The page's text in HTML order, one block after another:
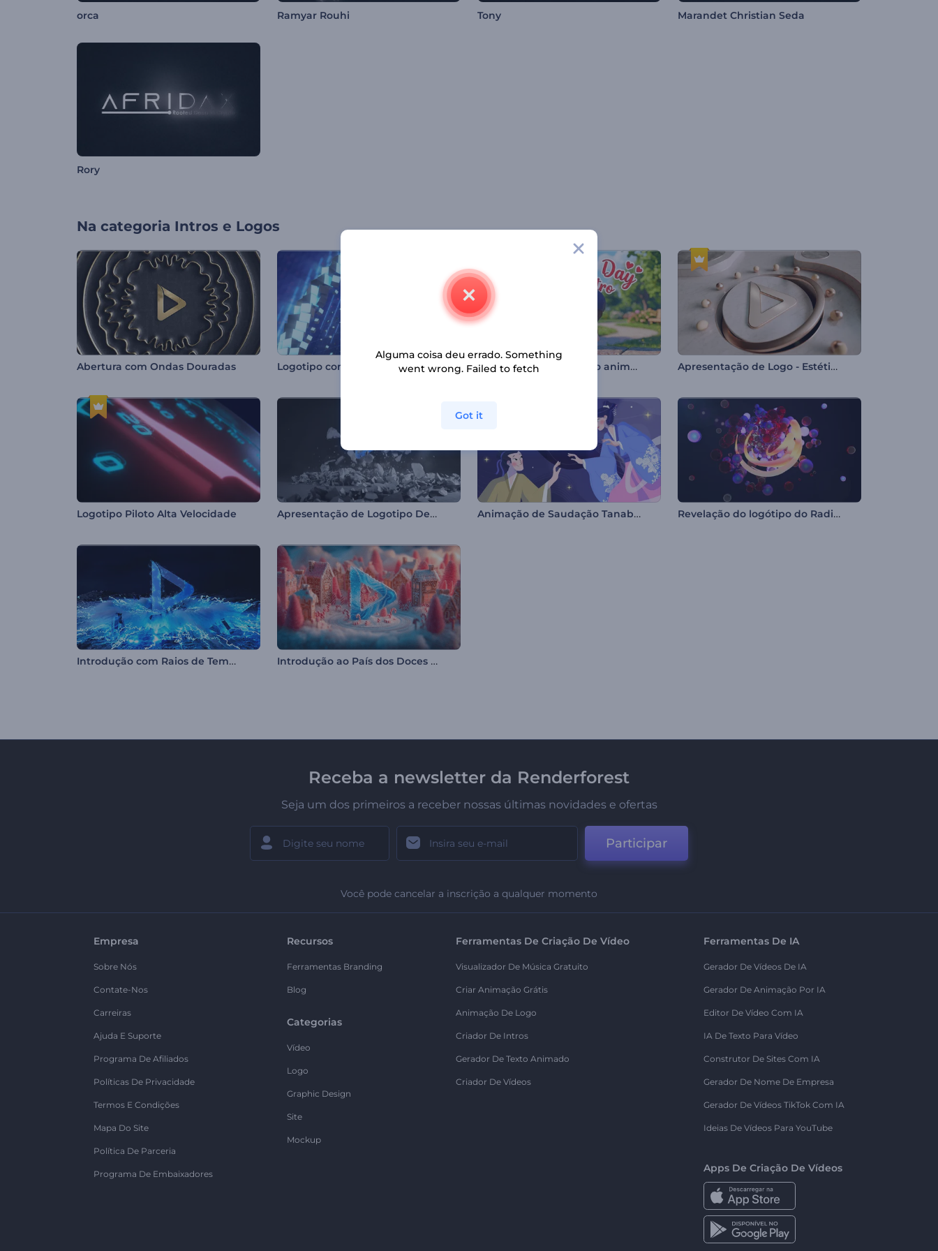
orca Ramyar Rouhi Tony Marandet Christian Seda
Rory
Na categoria Intros e Logos
Abertura com Ondas Douradas Logotipo com Onda de Cubos Neon Introdução em desenho animado do Dia dos Namorados Apresentação de Logo - Estética de Mármore
Logotipo Piloto Alta Velocidade Apresentação de Logotipo Destruição do Asfalto Animação de Saudação Tanabata Revelação do logótipo do Radiant Forms
Introdução com Raios de Tempestade Introdução ao País dos Doces de Natal
Receba a newsletter da Renderforest
Seja um dos primeiros a receber nossas últimas novidades e ofertas
Participar
Você pode cancelar a inscrição a qualquer momento
Empresa
Sobre Nós
Contate-Nos
Carreiras
Ajuda E Suporte
Programa De Afiliados
Políticas De Privacidade
Termos E Condições
Mapa Do Site
Política De Parceria
Programa De Embaixadores
Recursos
Ferramentas Branding
Blog
Categorias
Vídeo
Logo
Graphic Design
Site
Mockup
Ferramentas De Criação De Vídeo
Visualizador De Música Gratuito
Criar Animação Grátis
Animação De Logo
Criador De Intros
Gerador De Texto Animado
Criador De Vídeos
Ferramentas De IA
Gerador De Vídeos De IA
Gerador De Animação Por IA
Editor De Vídeo Com IA
IA De Texto Para Vídeo
Construtor De Sites Com IA
Gerador De Nome De Empresa
Gerador De Vídeos TikTok Com IA
Ideias De Vídeos Para YouTube
Apps De Criação De Vídeos
Alguma coisa deu errado. Something
went wrong. Failed to fetch
Got it